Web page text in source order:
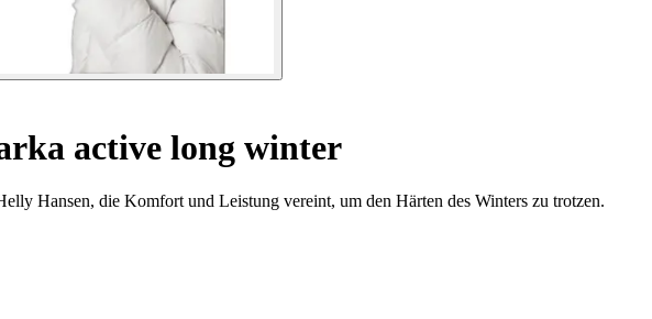
active long winter
Hansen, die Komfort und Leistung vereint, um den Härten des Winters zu trotzen.